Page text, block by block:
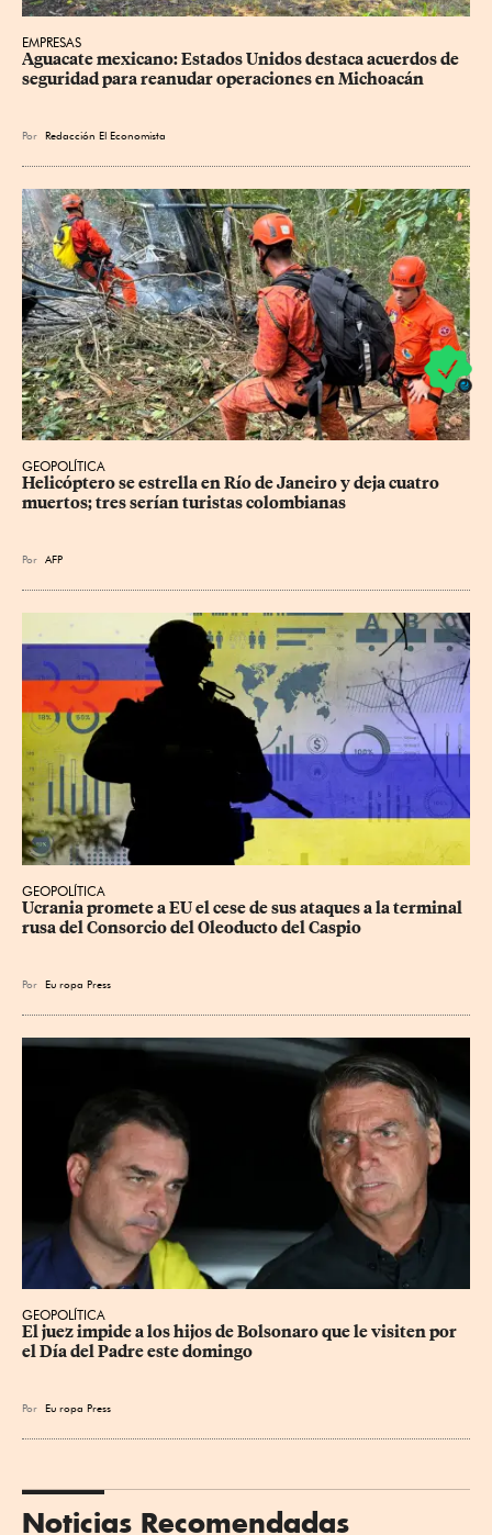
EMPRESAS
Aguacate mexicano: Estados Unidos destaca acuerdos de
seguridad para reanudar operaciones en Michoacán
Por Redacción El Economista
GEOPOLÍTICA
Helicóptero se estrella en Río de Janeiro y deja cuatro
muertos; tres serían turistas colombianas
Por AFP
GEOPOLÍTICA
Ucrania promete a EU el cese de sus ataques a la terminal
rusa del Consorcio del Oleoducto del Caspio
Por Eu ropa Press
GEOPOLÍTICA
El juez impide a los hijos de Bolsonaro que le visiten por
el Día del Padre este domingo
Por Eu ropa Press
Noticias Recomendadas